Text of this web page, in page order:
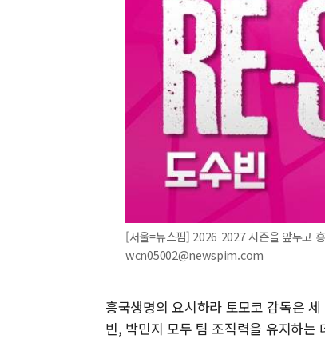
[서울=뉴스핌] 2026-2027 시즌을 앞두고
wcn05002@newspim.com
흥국생명의 요시하라 토모코 감독은
빈, 박민지 모두 팀 조직력을 유지하